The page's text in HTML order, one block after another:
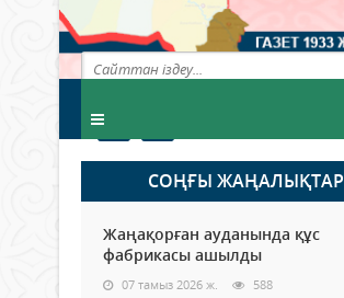
СОҢҒЫ ЖАҢАЛЫҚТАР
Жаңақорған ауданында құс
фабрикасы ашылды
07 тамыз 2026 ж. 588